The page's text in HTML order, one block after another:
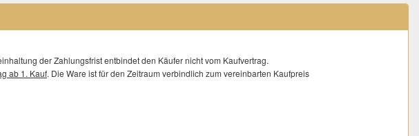
der Zahlungsfrist entbindet den Käufer nicht vom Kaufvertrag.
ab 1. Kauf. Die Ware ist für den Zeitraum verbindlich zum vereinbarten Kaufpreis